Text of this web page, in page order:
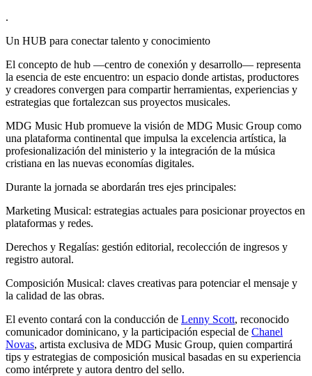
.
Un HUB para conectar talento y conocimiento
El concepto de hub —centro de conexión y desarrollo— representa
la esencia de este encuentro: un espacio donde artistas, productores
y creadores convergen para compartir herramientas, experiencias y
estrategias que fortalezcan sus proyectos musicales.
MDG Music Hub promueve la visión de MDG Music Group como
una plataforma continental que impulsa la excelencia artística, la
profesionalización del ministerio y la integración de la música
cristiana en las nuevas economías digitales.
Durante la jornada se abordarán tres ejes principales:
Marketing Musical: estrategias actuales para posicionar proyectos en
plataformas y redes.
Derechos y Regalías: gestión editorial, recolección de ingresos y
registro autoral.
Composición Musical: claves creativas para potenciar el mensaje y
la calidad de las obras.
El evento contará con la conducción de Lenny Scott, reconocido
comunicador dominicano, y la participación especial de Chanel
Novas, artista exclusiva de MDG Music Group, quien compartirá
tips y estrategias de composición musical basadas en su experiencia
como intérprete y autora dentro del sello.